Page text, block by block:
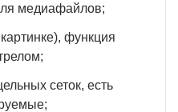
медиафайлов;
функция
сеток, есть